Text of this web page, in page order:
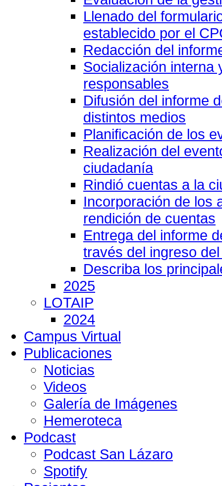
Llenado del
establecido por el
Redacción del
Socialización interna
responsables
Difusión del informe
distintos medios
Planificación de los
Realización del
ciudadanía
Rindió cuentas a la
Incorporación de los
rendición de cuentas
Entrega del informe
través del ingreso
Describa los
2025
LOTAIP
2024
Campus Virtual
Publicaciones
Noticias
Videos
Galería de Imágenes
Hemeroteca
Podcast
Podcast San Lázaro
Spotify